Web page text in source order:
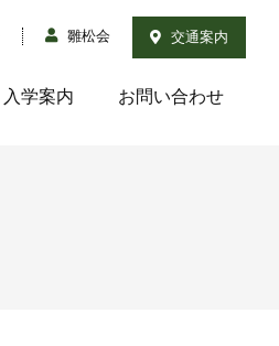
雛松会 交通案内
入学案内 お問い合わせ